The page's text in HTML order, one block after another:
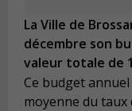
La Ville de
décembre son
valeur totale de
Ce budget
moyenne du taux